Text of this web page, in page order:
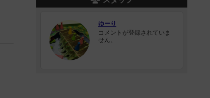
ゆーり
コメントが登録されていま
せん。